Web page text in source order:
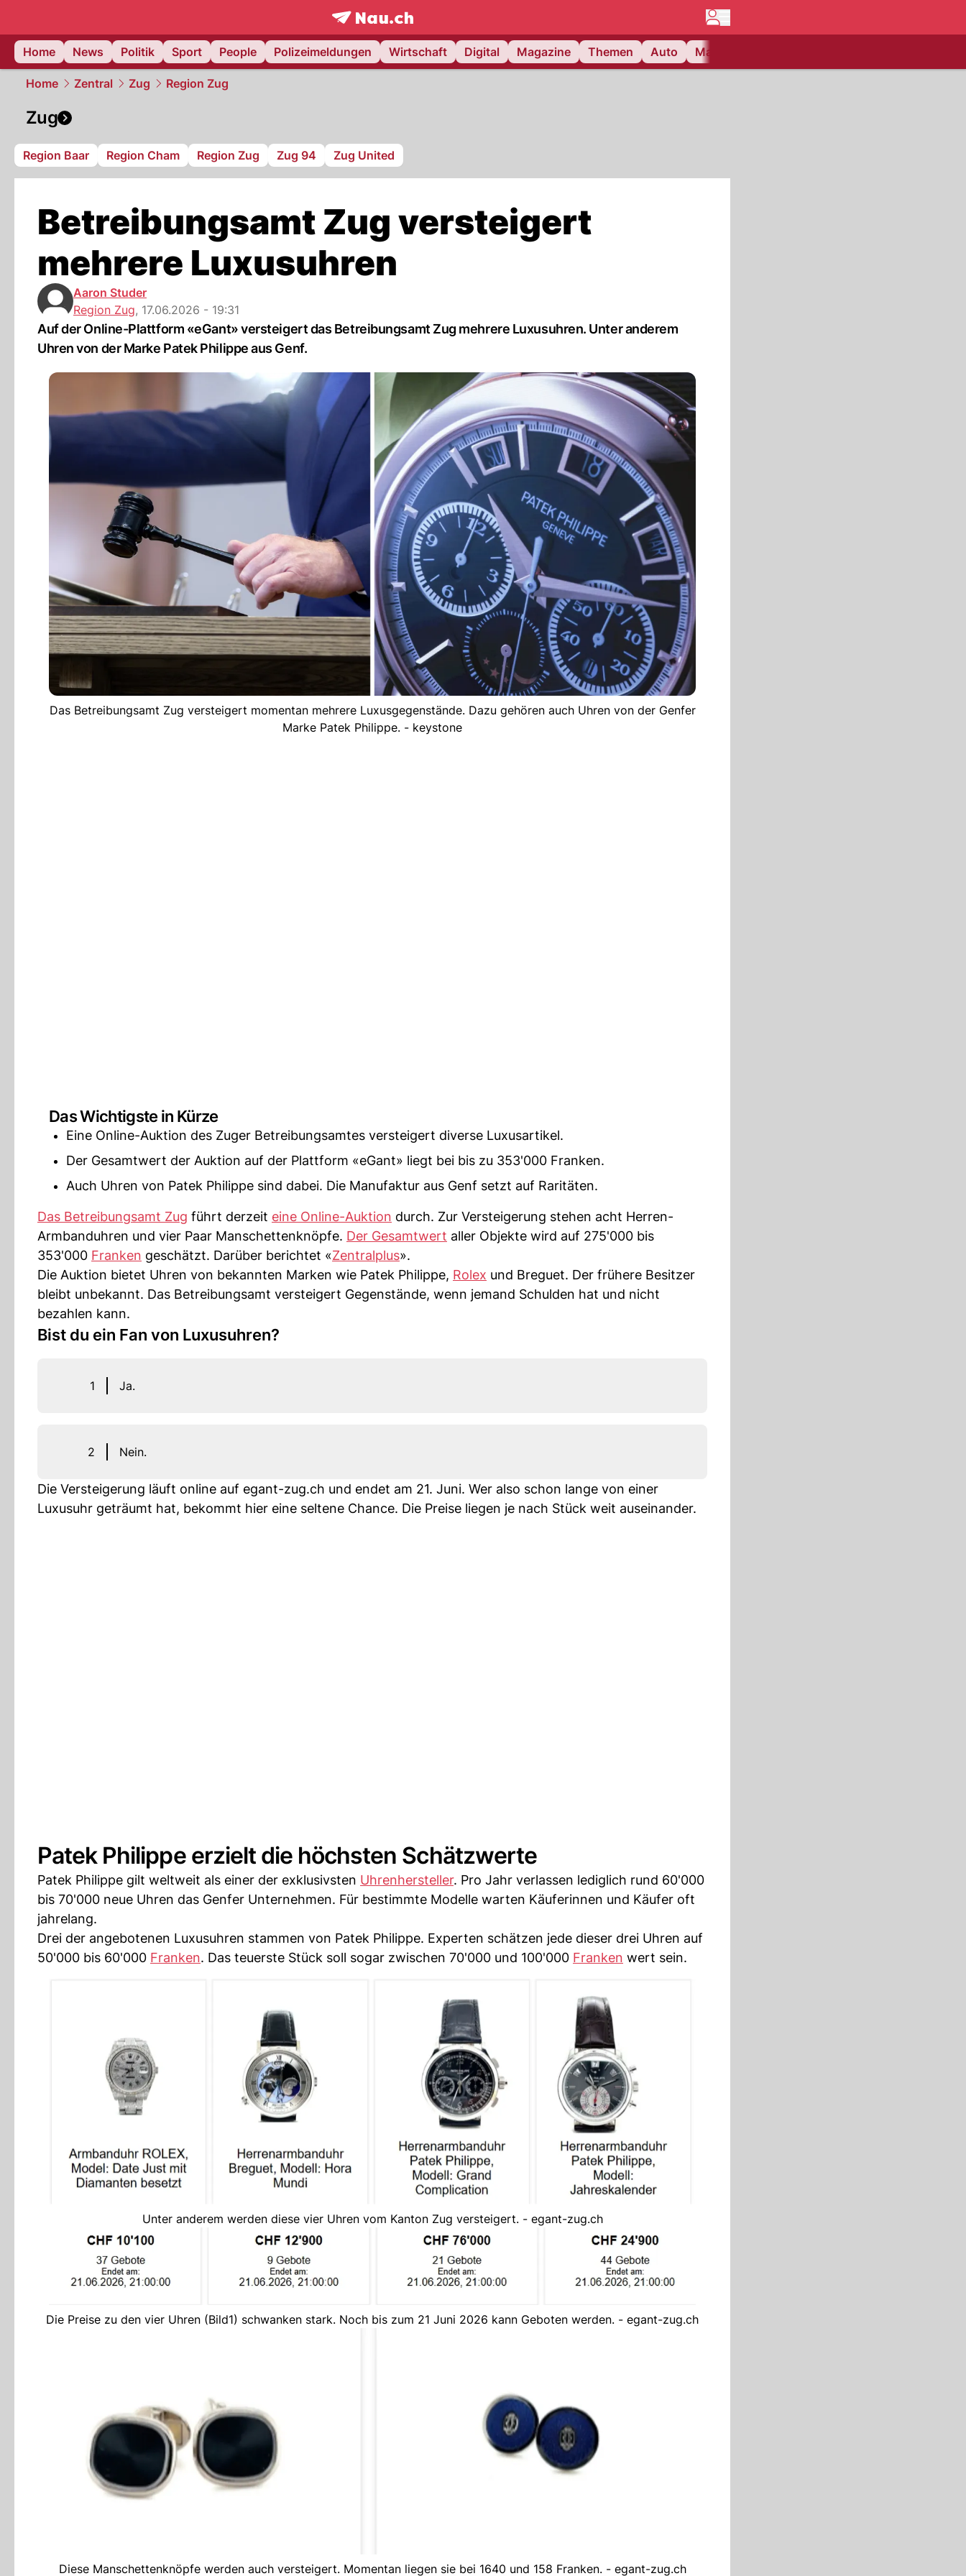
frontpage.NAU.ch
Home
News Politik Sport People Polizeimeldungen Wirtschaft Digital Magazine Themen Auto Matchcenter
Home Zentral Zug Region Zug
Zug
Region Baar Region Cham Region Zug Zug 94 Zug United
Betreibungsamt Zug versteigert
mehrere Luxusuhren
Aaron Studer
Region Zug, 17.06.2026 - 19:31
Auf der Online-Plattform «eGant» versteigert das Betreibungsamt Zug mehrere Luxusuhren. Unter anderem
Uhren von der Marke Patek Philippe aus Genf.
Das Betreibungsamt Zug versteigert momentan mehrere Luxusgegenstände. Dazu gehören auch Uhren von der Genfer
Marke Patek Philippe. - keystone
Das Wichtigste in Kürze
Eine Online-Auktion des Zuger Betreibungsamtes versteigert diverse Luxusartikel.
Der Gesamtwert der Auktion auf der Plattform «eGant» liegt bei bis zu 353'000 Franken.
Auch Uhren von Patek Philippe sind dabei. Die Manufaktur aus Genf setzt auf Raritäten.
Das Betreibungsamt Zug führt derzeit eine Online-Auktion durch. Zur Versteigerung stehen acht Herren-
Armbanduhren und vier Paar Manschettenknöpfe. Der Gesamtwert aller Objekte wird auf 275'000 bis
353'000 Franken geschätzt. Darüber berichtet «Zentralplus».
Die Auktion bietet Uhren von bekannten Marken wie Patek Philippe, Rolex und Breguet. Der frühere Besitzer
bleibt unbekannt. Das Betreibungsamt versteigert Gegenstände, wenn jemand Schulden hat und nicht
bezahlen kann.
Bist du ein Fan von Luxusuhren?
1 Ja.
2 Nein.
Die Versteigerung läuft online auf egant-zug.ch und endet am 21. Juni. Wer also schon lange von einer
Luxusuhr geträumt hat, bekommt hier eine seltene Chance. Die Preise liegen je nach Stück weit auseinander.
Patek Philippe erzielt die höchsten Schätzwerte
Patek Philippe gilt weltweit als einer der exklusivsten Uhrenhersteller. Pro Jahr verlassen lediglich rund 60'000
bis 70'000 neue Uhren das Genfer Unternehmen. Für bestimmte Modelle warten Käuferinnen und Käufer oft
jahrelang.
Drei der angebotenen Luxusuhren stammen von Patek Philippe. Experten schätzen jede dieser drei Uhren auf
50'000 bis 60'000 Franken. Das teuerste Stück soll sogar zwischen 70'000 und 100'000 Franken wert sein.
Unter anderem werden diese vier Uhren vom Kanton Zug versteigert. - egant-zug.ch
Die Preise zu den vier Uhren (Bild1) schwanken stark. Noch bis zum 21 Juni 2026 kann Geboten werden. - egant-zug.ch
Diese Manschettenknöpfe werden auch versteigert. Momentan liegen sie bei 1640 und 158 Franken. - egant-zug.ch